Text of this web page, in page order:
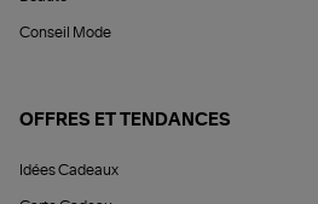
Conseil Mode
OFFRES ET TENDANCES
Idées Cadeaux